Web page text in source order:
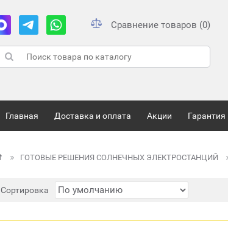
Сравнение товаров (0)
Главная Доставка и оплата Акции Гарантия
ГОТОВЫЕ РЕШЕНИЯ СОЛНЕЧНЫХ ЭЛЕКТРОСТАНЦИЙ
Сортировка